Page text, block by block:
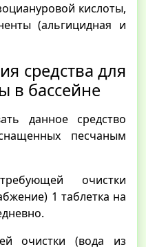
кислоты,
(альгицидная и
средства для
в бассейне
данное средство
песчаным
очистки
1 таблетка на
очистки (вода из